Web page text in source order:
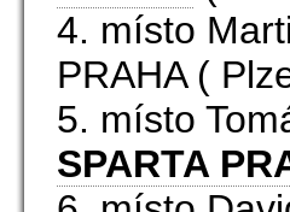
4. místo
PRAHA (
5. místo
SPARTA